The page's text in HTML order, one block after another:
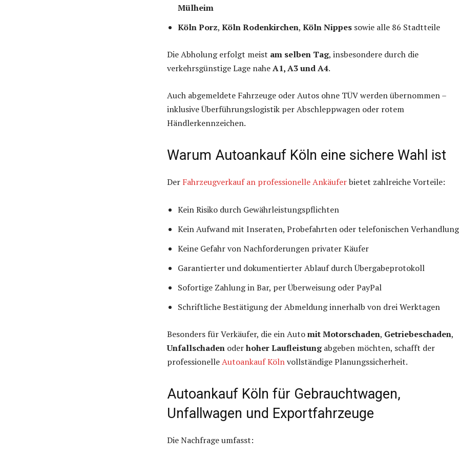
Mülheim
Köln Porz, Köln Rodenkirchen, Köln Nippes sowie alle 86 Stadtteile
Die Abholung erfolgt meist am selben Tag, insbesondere durch die
verkehrsgünstige Lage naheA1, A3 und A4.
Auch abgemeldete Fahrzeuge oder Autos ohne TÜV werden übernommen –
inklusive Überführungslogistik per Abschleppwagen oder rotem
Händlerkennzeichen.
Warum Autoankauf Köln eine sichere Wahl ist
Der Fahrzeugverkauf an professionelle Ankäuferbietet zahlreiche Vorteile:
Kein Risiko durch Gewährleistungspflichten
Kein Aufwand mit Inseraten, Probefahrten oder telefonischen
Keine Gefahr von Nachforderungen privater Käufer
Garantierter und dokumentierter Ablauf durch Übergabeprotokoll
Sofortige Zahlung in Bar, per Überweisung oder PayPal
Schriftliche Bestätigung der Abmeldung innerhalb von drei Werktagen
Besonders für Verkäufer, die ein Automit Motorschaden, Getriebeschaden,
Unfallschaden oderhoher Laufleistungabgeben möchten, schafft der
professionelleAutoankauf Kölnvollständige Planungssicherheit.
Autoankauf Köln für Gebrauchtwagen,
Unfallwagen und Exportfahrzeuge
Die Nachfrage umfasst: